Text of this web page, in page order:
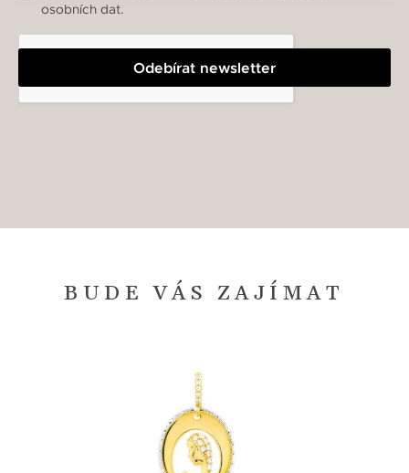
Odebírat newsletter
osobních dat.
BUDE VÁS ZAJÍMAT